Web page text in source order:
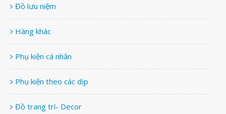
Đồ lưu niệm
Hàng khác
Phụ kiện cá nhân
Phụ kiện theo các dịp
Đồ trang trí- Decor